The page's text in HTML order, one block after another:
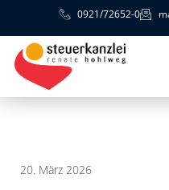
0921/72652-0
20. März 2026